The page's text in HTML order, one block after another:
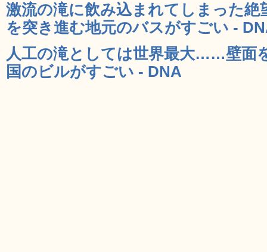
激流の滝に飲み込まれてしまった絶
を突き進む地元のバスがすごい -
人工の滝としては世界最大……壁面
国のビルがすごい - DNA